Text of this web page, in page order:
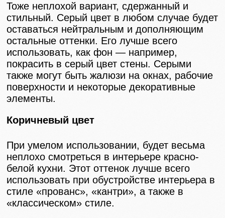
Тоже неплохой вариант, сдержанный и
стильный. Серый цвет в любом случае будет
оставаться нейтральным и дополняющим
остальные оттенки. Его лучше всего
использовать, как фон — например,
покрасить в серый цвет стены. Серыми
также могут быть жалюзи на окнах, рабочие
поверхности и некоторые декоративные
элементы.
Коричневый цвет
При умелом использовании, будет весьма
неплохо смотреться в интерьере красно-
белой кухни. Этот оттенок лучше всего
использовать при обустройстве интерьера в
стиле «прованс», «кантри», а также в
«классическом» стиле.